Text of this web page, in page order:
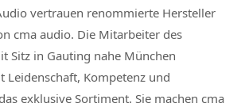
vertrauen renommierte Hersteller
cma audio. Die Mitarbeiter des
Sitz in Gauting nahe München
Leidenschaft, Kompetenz und
exklusive Sortiment. Sie machen cma